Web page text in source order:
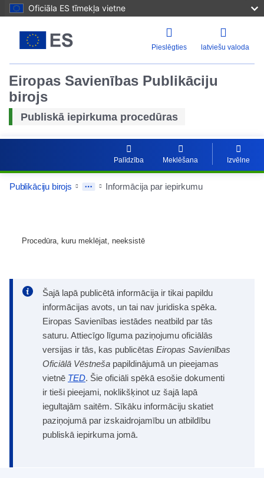
Oficiāla ES tīmekļa vietne
Pieslēgties latviešu valoda
Eiropas Savienības Publikāciju
birojs
Publiskā iepirkuma procedūras
Palīdzība Meklēšana Izvēlne
Publikāciju birojs Informācija par iepirkumu
Procedūra, kuru meklējat, neeksistē
Šajā lapā publicētā informācija ir tikai papildu
informācijas avots, un tai nav juridiska spēka.
Eiropas Savienības iestādes neatbild par tās
saturu. Attiecīgo līguma paziņojumu oficiālās
versijas ir tās, kas publicētas Eiropas Savienības
Oficiālā Vēstneša papildinājumā un pieejamas
vietnē TED. Šie oficiāli spēkā esošie dokumenti
ir tieši pieejami, noklikšķinot uz šajā lapā
iegultajām saitēm. Sīkāku informāciju skatiet
paziņojumā par izskaidrojamību un atbildību
publiskā iepirkuma jomā.